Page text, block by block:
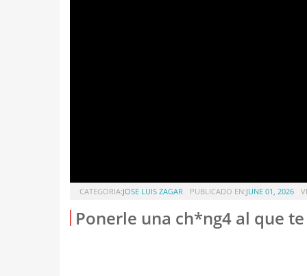
CATEGORIA:JOSE LUIS ZAGAR PUBLICADO EN:JUNE 01, 2026
Ponerle una ch*ng4 al que